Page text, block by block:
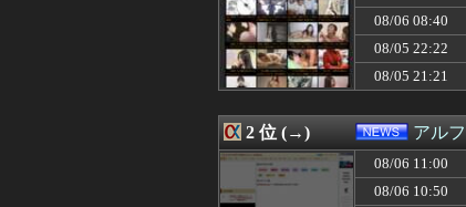
08/06 11:00
【悲報】マ
08/06 11:00
【セール】
08/06 11:00
セクシー女
08/06 11:00
【画像】半
08/06 11:00
岸田文雄元
08/06 11:00
【ラブライ
08/06 11:00
竹﨑由佳ア
08/06 11:00
【前編】妻
08/06 11:00
【朗報】韓
08/06 08:40
08/05 22:22
08/05 21:21
2 位 (→) アル
08/06 11:00
08/06 10:50